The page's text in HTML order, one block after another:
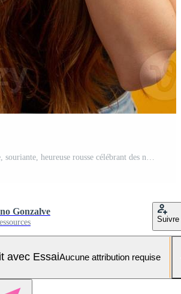
Gonzalve
Suivre
avec EssaiAucune attribution requise